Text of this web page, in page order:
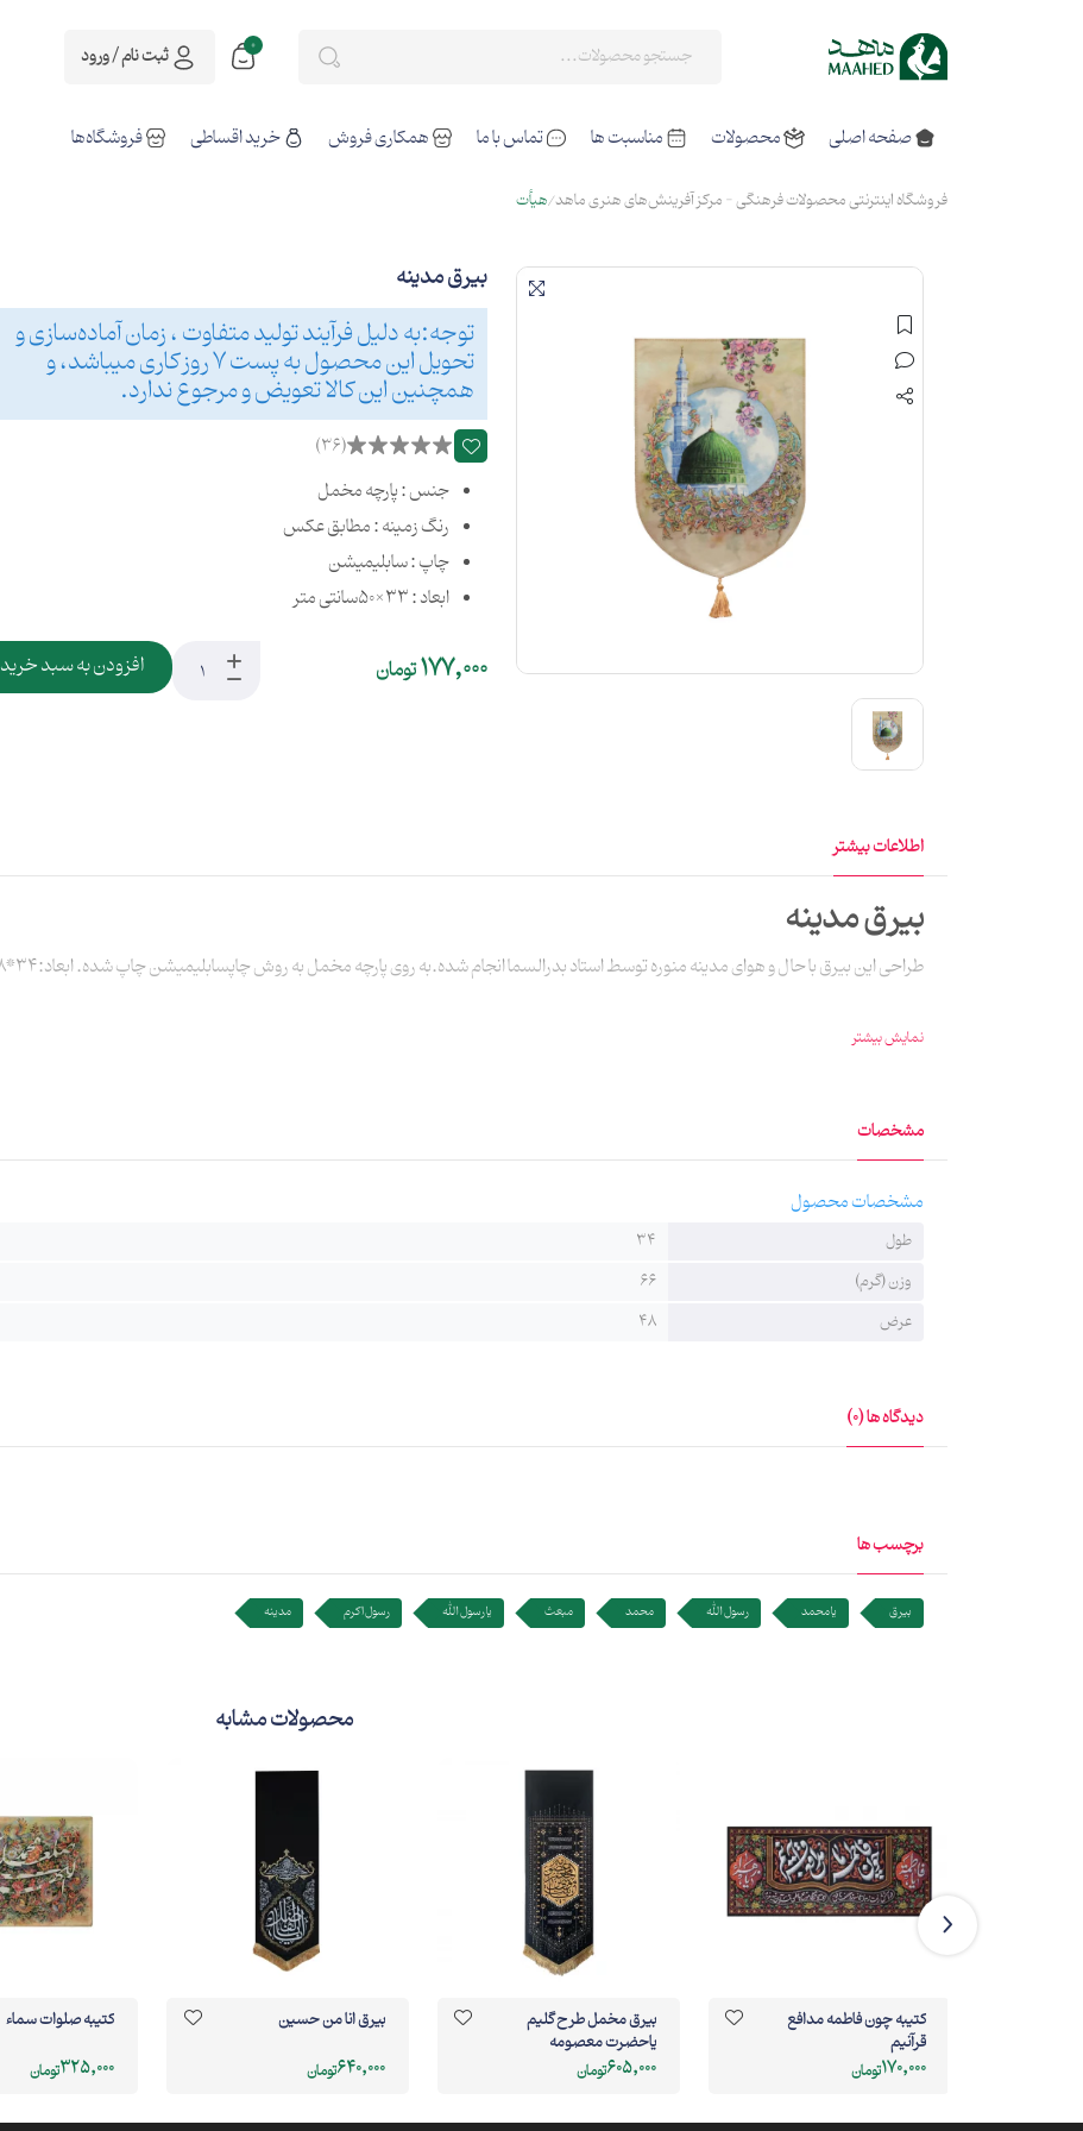
0 ثبت نام / ورود
صفحه اصلی محصولات مناسبت ها تماس با ما همکاری فروش خرید اقساطی فروشگاه‌ها
فروشگاه اینترنتی محصولات فرهنگی - مرکز آفرینش‌های هنری ماهد هیأت
بيرق مدینه
توجه:به دلیل فرآیند تولید متفاوت ، زمان آماده‌سازی و
تحویل این محصول به پست 7 روز کاری میباشد، و
همچنین این کالا تعویض و مرجوع ندارد.
(36)
جنس : پارچه مخمل
رنگ زمینه : مطابق عکس
چاپ : سابلیمیشن
ابعاد : 33×50سانتی متر
177,000تومان افزودن به سبد خرید
اطلاعات بیشتر
بيرق مدینه
طراحی این بیرق با حال و هوای مدینه منوره توسط استاد بدرالسما انجام شده.به روی پارچه مخمل به روش چاپسابلیمیشن چاپ شده. ابعاد:34*48 سانتیمتر
نمایش بیشتر
مشخصات
مشخصات محصول
طول
34
وزن (گرم)
66
عرض
48
دیدگاه ها (0)
برچسب ها
بیرق یا محمد رسول الله محمد مبعث یا رسول الله رسول اکرم مدینه
محصولات مشابه
کتیبه چون فاطمه مدافع
قرآنیم
170,000تومان
بيرق مخمل طرح گليم
ياحضرت معصومه
605,000تومان
بیرق انا من حسین
640,000تومان
کتیبه صلوات سماء
325,000تومان